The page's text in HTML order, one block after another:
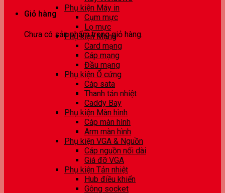
Giỏ hàng
Chưa có sản phẩm trong giỏ hàng.
Phụ kiện Máy in
Cụm mực
Lọ mực
Phụ kiện Mạng
Card mạng
Cáp mạng
Đầu mạng
Phụ kiện Ổ cứng
Cáp sata
Thanh tản nhiệt
Caddy Bay
Phụ kiện Màn hình
Cáp màn hình
Arm màn hình
Phụ kiện VGA & Nguồn
Cáp nguồn nối dài
Giá đỡ VGA
Phụ kiện Tản nhiệt
Hub điều khiển
Gông socket